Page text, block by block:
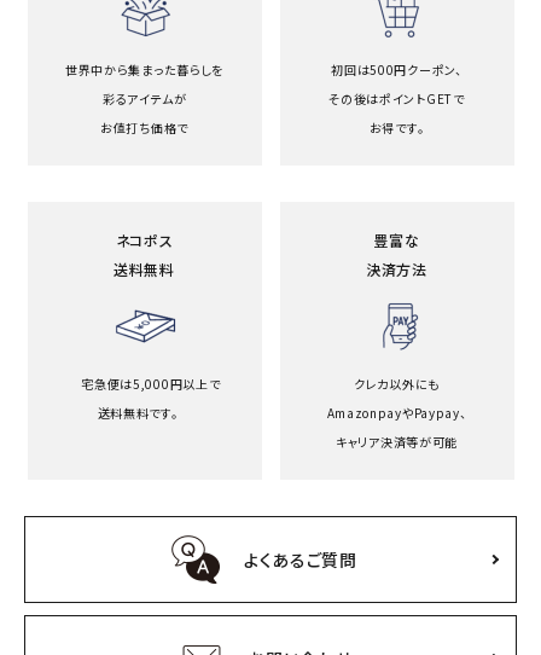
世界中から集まった暮らしを
彩るアイテムが
お値打ち価格で
初回は500円クーポン、
その後はポイントGETで
お得です。
ネコポス
送料無料
宅急便は5,000円以上で
送料無料です。
豊富な
決済方法
クレカ以外にも
AmazonpayやPaypay、
キャリア決済等が可能
よくあるご質問